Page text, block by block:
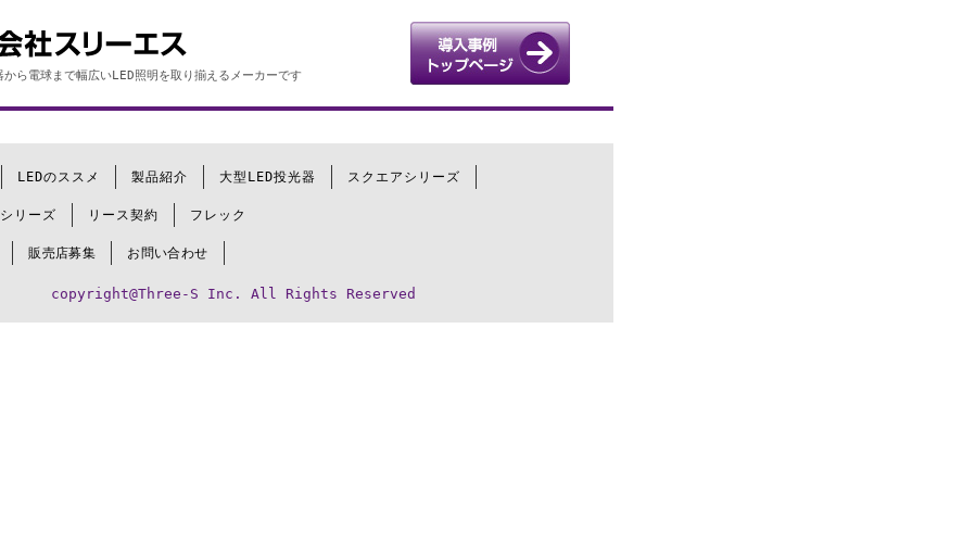
から電球まで幅広いLED照明を取り揃えるメーカーです
LEDのススメ 製品紹介 大型LED投光器 スクエアシリーズ
リーズ リース契約 フレック
販売店募集 お問い合わせ
copyright@Three-S Inc. All Rights Reserved